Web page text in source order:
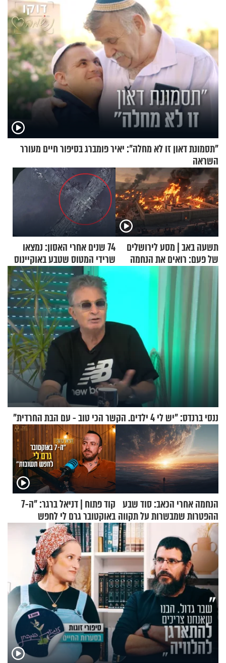
"תסמונת דאון זו לא מחלה": יאיר פומברג בסיפור חיים מעורר
השראה
תשעה באב | מסע לירושלים
של פעם: רואים את הנחמה
74 שנים אחרי האסון: נמצאו
שרידי המטוס שטבע באוקיינוס
עם עשרות נוסעים
ננסי ברנדס: "יש לי 4 ילדים. הקשר הכי טוב - עם הבת החרדית"
הנחמה אחרי הכאב: סוד שבע
ההפטרות שמבשרות על תקווה
וגאולה
קוד פתוח | דניאל ברגר: "ה-7
באוקטובר גרם לי לחפש
תשובות"